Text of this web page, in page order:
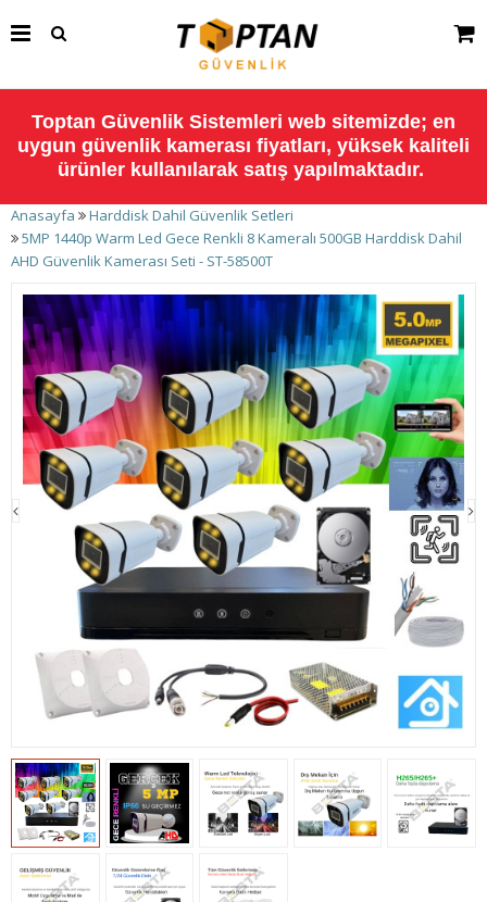
Toptan Güvenlik Sistemleri web sitemizde; en
uygun güvenlik kamerası fiyatları, yüksek kaliteli
ürünler kullanılarak satış yapılmaktadır.
Anasayfa
Harddisk Dahil Güvenlik Setleri
5MP 1440p Warm Led Gece Renkli 8 Kameralı 500GB Harddisk Dahil
AHD Güvenlik Kamerası Seti - ST-58500T